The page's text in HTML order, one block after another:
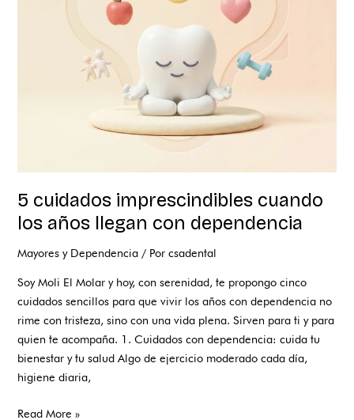
5 cuidados imprescindibles cuando
los años llegan con dependencia
Mayores y Dependencia / Porcsadental
Soy Moli El Molar y hoy, con serenidad, te propongo cinco
cuidados sencillos para que vivir los años con dependencia no
rime con tristeza, sino con una vida plena. Sirven para ti y para
quien te acompaña. 1. Cuidados con dependencia: cuida tu
bienestar y tu salud Algo de ejercicio moderado cada día,
higiene diaria,
Read More »